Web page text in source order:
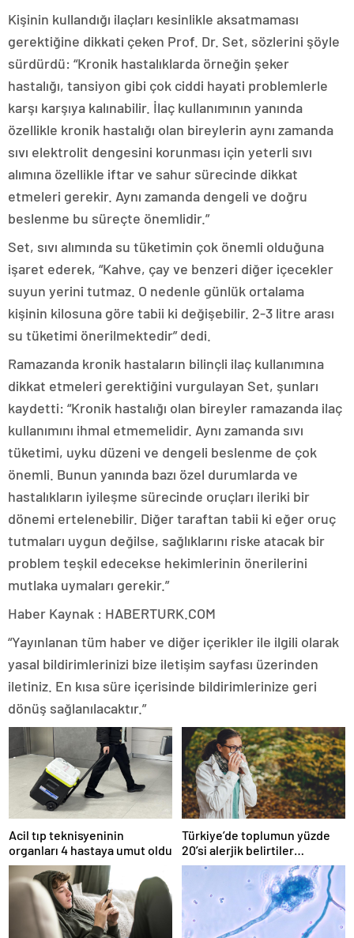
Kişinin kullandığı ilaçları kesinlikle aksatmaması
gerektiğine dikkati çeken Prof. Dr. Set, sözlerini şöyle
sürdürdü: “Kronik hastalıklarda örneğin şeker
hastalığı, tansiyon gibi çok ciddi hayati problemlerle
karşı karşıya kalınabilir. İlaç kullanımının yanında
özellikle kronik hastalığı olan bireylerin aynı zamanda
sıvı elektrolit dengesini korunması için yeterli sıvı
alımına özellikle iftar ve sahur sürecinde dikkat
etmeleri gerekir. Aynı zamanda dengeli ve doğru
beslenme bu süreçte önemlidir.”
Set, sıvı alımında su tüketimin çok önemli olduğuna
işaret ederek, “Kahve, çay ve benzeri diğer içecekler
suyun yerini tutmaz. O nedenle günlük ortalama
kişinin kilosuna göre tabii ki değişebilir. 2-3 litre arası
su tüketimi önerilmektedir” dedi.
Ramazanda kronik hastaların bilinçli ilaç kullanımına
dikkat etmeleri gerektiğini vurgulayan Set, şunları
kaydetti: “Kronik hastalığı olan bireyler ramazanda ilaç
kullanımını ihmal etmemelidir. Aynı zamanda sıvı
tüketimi, uyku düzeni ve dengeli beslenme de çok
önemli. Bunun yanında bazı özel durumlarda ve
hastalıkların iyileşme sürecinde oruçları ileriki bir
dönemi ertelenebilir. Diğer taraftan tabii ki eğer oruç
tutmaları uygun değilse, sağlıklarını riske atacak bir
problem teşkil edecekse hekimlerinin önerilerini
mutlaka uymaları gerekir.”
Haber Kaynak : HABERTURK.COM
“Yayınlanan tüm haber ve diğer içerikler ile ilgili olarak
yasal bildirimlerinizi bize iletişim sayfası üzerinden
iletiniz. En kısa süre içerisinde bildirimlerinize geri
dönüş sağlanılacaktır.”
Acil tıp teknisyeninin
organları 4 hastaya umut oldu
Türkiye’de toplumun yüzde
20’si alerjik belirtiler
gösteriyor